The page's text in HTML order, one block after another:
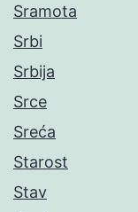
Sramota
Srbi
Srbija
Srce
Sreća
Starost
Stav